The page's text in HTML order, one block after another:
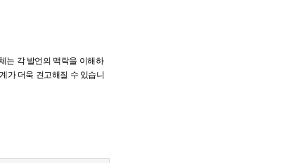
는 각 발언의 맥락을 이해하
가 더욱 견고해질 수 있습니